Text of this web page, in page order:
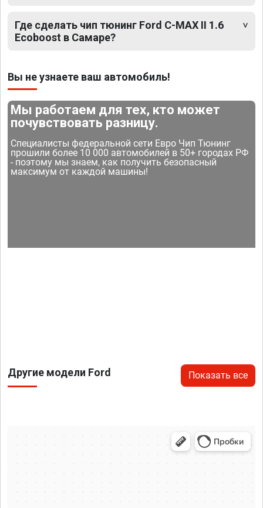
Где сделать чип тюнинг Ford C-MAX II 1.6
Ecoboost в Самаре?
Вы не узнаете ваш автомобиль!
Мы работаем для тех, кто может
почувствовать разницу.
Специалисты федеральной сети Евро Чип Тюнинг
прошили более 10 000 автомобилей в 50+ городах РФ
- поэтому мы знаем, как получить безопасный
максимум от каждой машины!
Другие модели Ford Показать все